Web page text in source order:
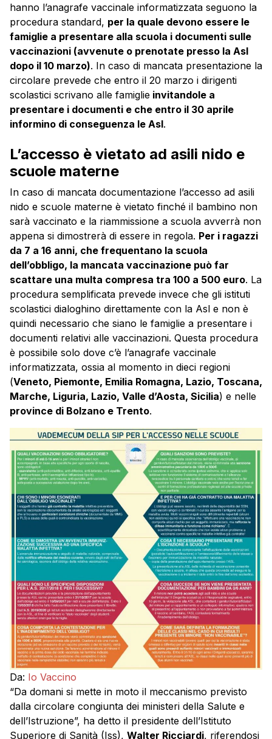
hanno l’anagrafe vaccinale informatizzata seguono la
procedura standard, per la quale devono essere le
famiglie a presentare alla scuola i documenti sulle
vaccinazioni (avvenute o prenotate presso la Asl
dopo il 10 marzo). In caso di mancata presentazione la
circolare prevede che entro il 20 marzo i dirigenti
scolastici scrivano alle famiglie invitandole a
presentare i documenti e che entro il 30 aprile
informino di conseguenza le Asl.
L’accesso è vietato ad asili nido e
scuole materne
In caso di mancata documentazione l’accesso ad asili
nido e scuole materne è vietato finché il bambino non
sarà vaccinato e la riammissione a scuola avverrà non
appena si dimostrerà di essere in regola. Per i ragazzi
da 7 a 16 anni, che frequentano la scuola
dell’obbligo, la mancata vaccinazione può far
scattare una multa compresa tra 100 a 500 euro. La
procedura semplificata prevede invece che gli istituti
scolastici dialoghino direttamente con la Asl e non è
quindi necessario che siano le famiglie a presentare i
documenti relativi alle vaccinazioni. Questa procedura
è possibile solo dove c’è l’anagrafe vaccinale
informatizzata, ossia al momento in dieci regioni
(Veneto, Piemonte, Emilia Romagna, Lazio, Toscana,
Marche, Liguria, Lazio, Valle d’Aosta, Sicilia) e nelle
province di Bolzano e Trento.
Da: Io Vaccino
“Da domani si mette in moto il meccanismo previsto
dalla circolare congiunta dei ministeri della Salute e
dell’Istruzione”, ha detto il presidente dell’Istituto
Superiore di Sanità (Iss), Walter Ricciardi, riferendosi